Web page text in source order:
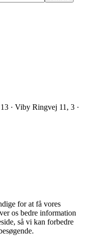
· Viby Ringvej 11, 3 ·
for at få vores
os bedre information
så vi kan forbedre